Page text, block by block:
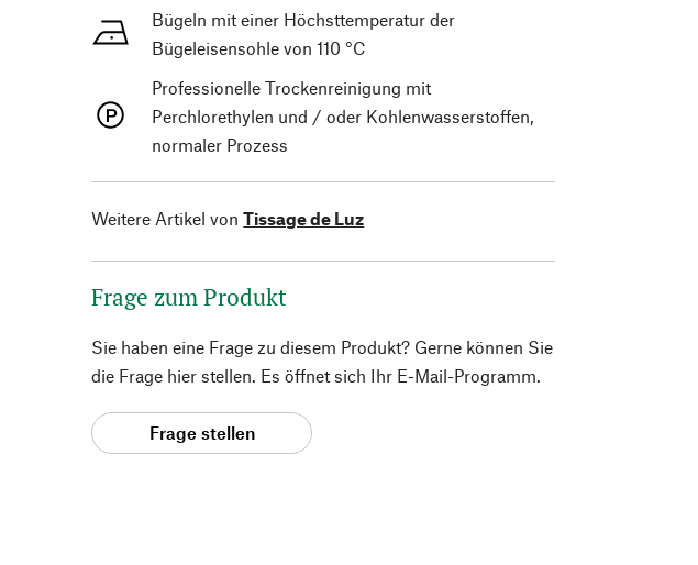
Bügeln mit einer Höchsttemperatur der
Bügeleisensohle von 110 °C
Professionelle Trockenreinigung mit
Perchlorethylen und / oder Kohlenwasserstoffen,
normaler Prozess
Weitere Artikel von Tissage de Luz
Frage zum Produkt
Sie haben eine Frage zu diesem Produkt? Gerne können Sie
die Frage hier stellen. Es öffnet sich Ihr E-Mail-Programm.
Frage stellen